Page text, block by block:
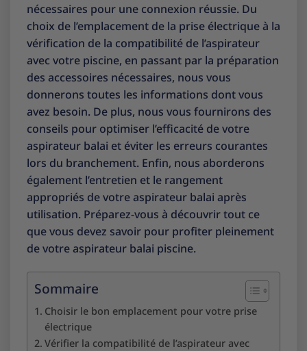
nécessaires pour une connexion réussie. Du
choix de l’emplacement de la prise électrique à la
vérification de la compatibilité de l’aspirateur
avec votre piscine, en passant par la préparation
des accessoires nécessaires, nous vous
donnerons toutes les informations dont vous
avez besoin. De plus, nous vous fournirons des
conseils pour optimiser l’efficacité de votre
aspirateur balai et éviter les erreurs courantes
lors du branchement. Enfin, nous aborderons
également l’entretien et le rangement
appropriés de votre aspirateur balai après
utilisation. Préparez-vous à découvrir tout ce
que vous devez savoir pour profiter pleinement
de votre aspirateur balai piscine.
Sommaire
Choisir le bon emplacement pour votre prise
électrique
Vérifier la compatibilité de l’aspirateur avec